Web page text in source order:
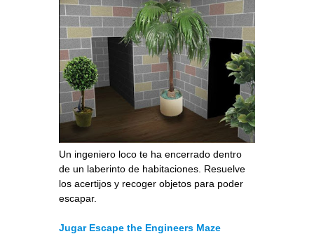
Un ingeniero loco te ha encerrado dentro
de un laberinto de habitaciones. Resuelve
los acertijos y recoger objetos para poder
escapar.
Jugar Escape the Engineers Maze